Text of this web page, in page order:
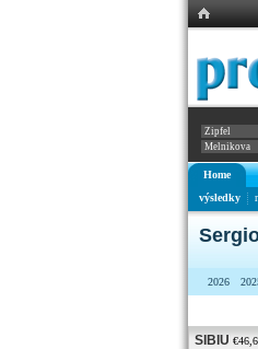
Zipfel
Melnikova
Home
výsledky
2026
SIBIU